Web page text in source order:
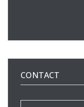
CONTACT